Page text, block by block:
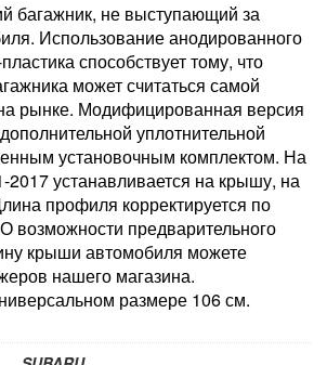
багажник, не выступающий за
Использование анодированного
способствует тому, что
может считаться самой
рынке. Модифицированная версия
уплотнительной
установочным комплектом. На
устанавливается на крышу, на
профиля корректируется по
возможности предварительного
крыши автомобиля можете
нашего магазина.
размере 106 см.